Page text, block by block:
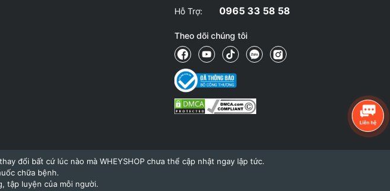
Hỗ Trợ: 0965 33 58 58
Theo dõi chúng tôi
đổi bất cứ lúc nào mà WHEYSHOP chưa thể cập nhật ngay lập tức.
chữa bệnh.
tập luyện của mỗi người.